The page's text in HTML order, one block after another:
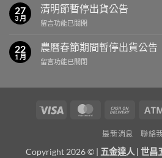
出
貨
公
中
動
節
暫
出
貨
公
中
27
3 月
清明節暫停出貨公告
在
明
節
暫
公
告〉
留言功能已關閉
22
1 月
農曆春節期間暫停出貨公告
在
期
出
留言功能已關閉
Visa MasterCardCash
最新消息 聯絡
Copyright 2026 © | 五金達人 | 世昌